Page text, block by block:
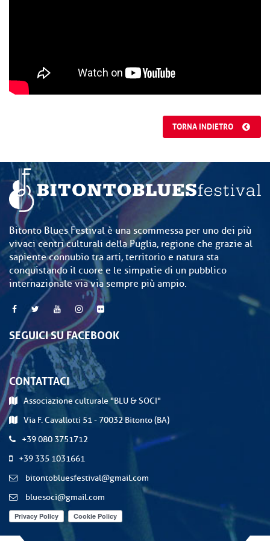
TORNA INDIETRO
Bitonto Blues Festival è una scommessa per uno dei più
vivaci centri culturali della Puglia, regione che grazie al
sapiente connubio tra arti, territorio e natura sta
conquistando il cuore e le simpatie di un pubblico
internazionale via via sempre più ampio.
SEGUICI SU FACEBOOK
CONTATTACI
Associazione culturale "BLU & SOCI"
Via F. Cavallotti 51 - 70032 Bitonto (BA)
+39 080 3751712
+39 335 1031661
bitontobluesfestival@gmail.com
bluesoci@gmail.com